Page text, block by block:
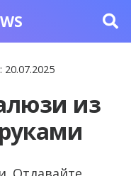
20.07.2025
из